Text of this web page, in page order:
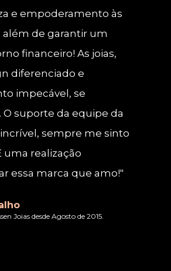
e empoderamento às
de garantir um
financeiro! As joias,
diferenciado e
impecável, se
O suporte da equipe da
sempre me sinto
uma realização
essa marca que amo!"
Joias desde Agosto de 2015.